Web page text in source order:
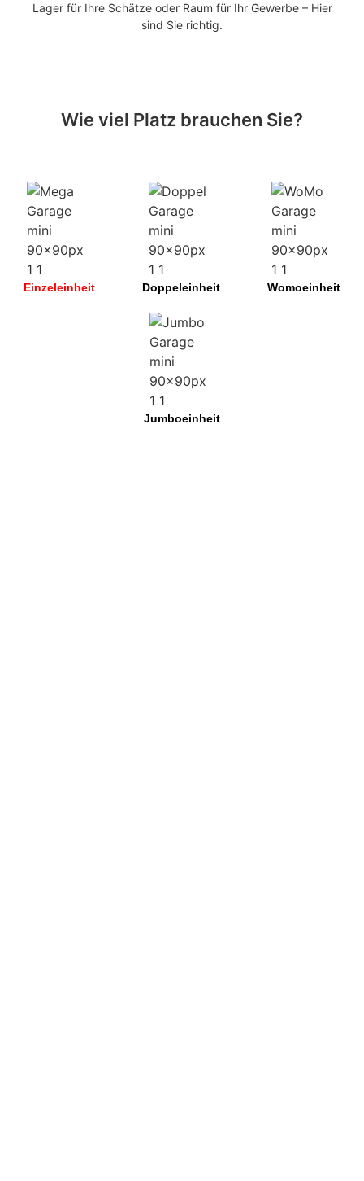
Lager für Ihre Schätze oder Raum für Ihr Gewerbe – Hier
sind Sie richtig.
Wie viel Platz brauchen Sie?
Einzeleinheit Doppeleinheit Womoeinheit
Jumboeinheit